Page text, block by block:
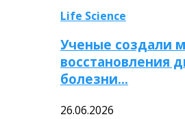
Life Science
Ученые создали
восстановления
болезни…
26.06.2026